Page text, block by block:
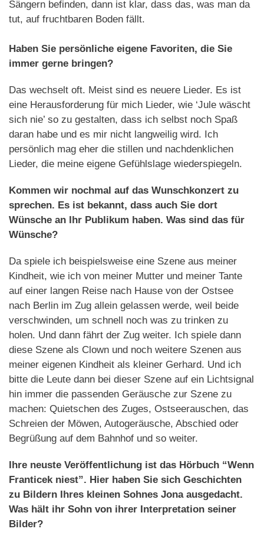
Sängern befinden, dann ist klar, dass das, was man da
tut, auf fruchtbaren Boden fällt.
Haben Sie persönliche eigene Favoriten, die Sie
immer gerne bringen?
Das wechselt oft. Meist sind es neuere Lieder. Es ist
eine Herausforderung für mich Lieder, wie ‘Jule wäscht
sich nie’ so zu gestalten, dass ich selbst noch Spaß
daran habe und es mir nicht langweilig wird. Ich
persönlich mag eher die stillen und nachdenklichen
Lieder, die meine eigene Gefühlslage wiederspiegeln.
Kommen wir nochmal auf das Wunschkonzert zu
sprechen. Es ist bekannt, dass auch Sie dort
Wünsche an Ihr Publikum haben. Was sind das für
Wünsche?
Da spiele ich beispielsweise eine Szene aus meiner
Kindheit, wie ich von meiner Mutter und meiner Tante
auf einer langen Reise nach Hause von der Ostsee
nach Berlin im Zug allein gelassen werde, weil beide
verschwinden, um schnell noch was zu trinken zu
holen. Und dann fährt der Zug weiter. Ich spiele dann
diese Szene als Clown und noch weitere Szenen aus
meiner eigenen Kindheit als kleiner Gerhard. Und ich
bitte die Leute dann bei dieser Szene auf ein Lichtsignal
hin immer die passenden Geräusche zur Szene zu
machen: Quietschen des Zuges, Ostseerauschen, das
Schreien der Möwen, Autogeräusche, Abschied oder
Begrüßung auf dem Bahnhof und so weiter.
Ihre neuste Veröffentlichung ist das Hörbuch “Wenn
Franticek niest”. Hier haben Sie sich Geschichten
zu Bildern Ihres kleinen Sohnes Jona ausgedacht.
Was hält ihr Sohn von ihrer Interpretation seiner
Bilder?